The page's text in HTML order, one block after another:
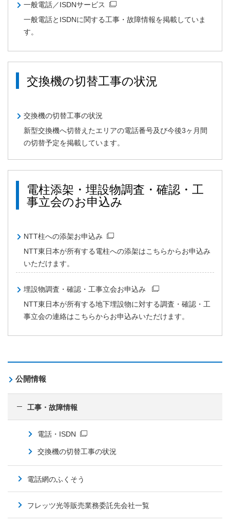
一般電話／ISDNサービス
一般電話とISDNに関する工事・故障情報を掲載していま
す。
交換機の切替工事の状況
交換機の切替工事の状況
新型交換機へ切替えたエリアの電話番号及び今後3ヶ月間
の切替予定を掲載しています。
電柱添架・埋設物調査・確認・工
事立会のお申込み
NTT柱への添架お申込み
NTT東日本が所有する電柱への添架はこちらからお申込み
いただけます。
埋設物調査・確認・工事立会お申込み
NTT東日本が所有する地下埋設物に対する調査・確認・工
事立会の連絡はこちらからお申込みいただけます。
公開情報
工事・故障情報
電話・ISDN
交換機の切替工事の状況
電話網のふくそう
フレッツ光等販売業務委託先会社一覧